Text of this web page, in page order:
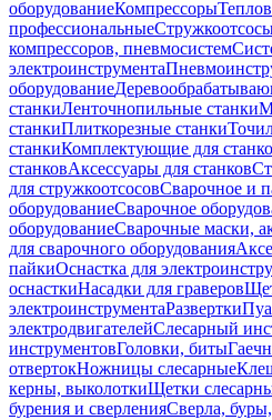
оборудованиеКомпрессоры
профессиональные
компрессоров, пневмосистем
электроинструмента
оборудование
станкиЛенточнопильные станки
станкиПлиткорезные станки
станкиКомплектующие для
станковАксессуары для станков
для стружкоотсосовСварочное и
оборудованиеСварочное
оборудованиеСварочные маски,
для сварочного оборудования
пайкиОснастка для
оснасткиНасадки для граверов
электроинструментаРазвертки
электродвигателейСлесарный
инструментовГоловки, биты
отвертокНожницы слесарные
керны, выколоткиЩетки
бурения и сверленияСверла,